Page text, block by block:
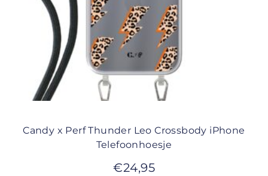
Candy x Perf Thunder Leo Crossbody iPhone
Telefoonhoesje
€24,95